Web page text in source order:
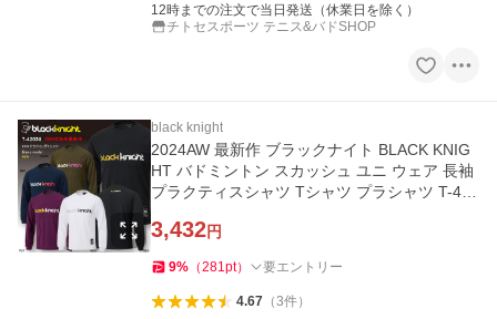
12時までの注文で当日発送（休業日を除く）
チトセスポーツ テニス&バドSHOP
black knight
2024AW 最新作 ブラックナイト BLACK KNIG
HT バドミントン スカッシュ ユニ ウェア 長袖
プラクティスシャツ Tシャツ プラシャツ T-420
3,432円
9% （281pt） 要エントリー
4.67（3件）